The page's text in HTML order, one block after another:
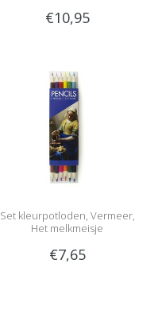
€10,95
Set kleurpotloden, Vermeer,
Het melkmeisje
€7,65